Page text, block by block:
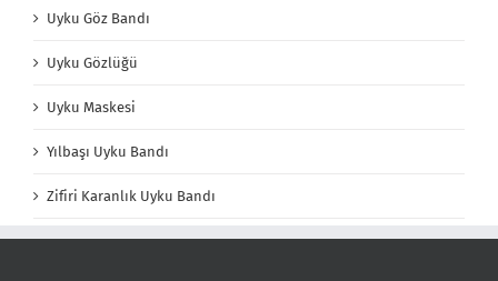
Uyku Göz Bandı
Uyku Gözlüğü
Uyku Maskesi
Yılbaşı Uyku Bandı
Zifiri Karanlık Uyku Bandı